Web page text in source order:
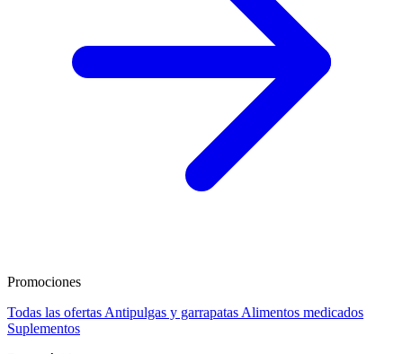
Promociones
Todas las ofertas Antipulgas y garrapatas Alimentos medicados
Suplementos